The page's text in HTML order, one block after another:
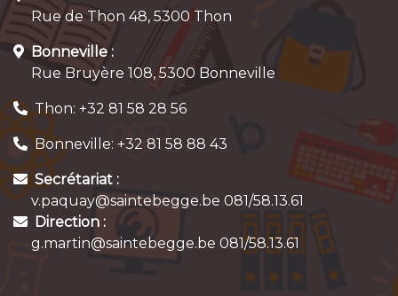
Rue de Thon 48, 5300 Thon
Bonneville :
Rue Bruyère 108, 5300 Bonneville
Thon: +32 81 58 28 56
Bonneville: +32 81 58 88 43
Secrétariat :
v.paquay@saintebegge.be 081/58.13.61
Direction :
g.martin@saintebegge.be 081/58.13.61